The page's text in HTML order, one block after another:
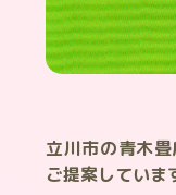
立川市の青木
ご提案していま